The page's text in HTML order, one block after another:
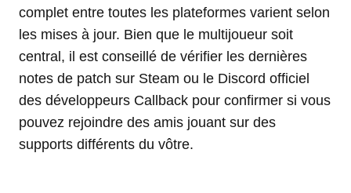
complet entre toutes les plateformes varient selon
les mises à jour. Bien que le multijoueur soit
central, il est conseillé de vérifier les dernières
notes de patch sur Steam ou le Discord officiel
des développeurs Callback pour confirmer si vous
pouvez rejoindre des amis jouant sur des
supports différents du vôtre.